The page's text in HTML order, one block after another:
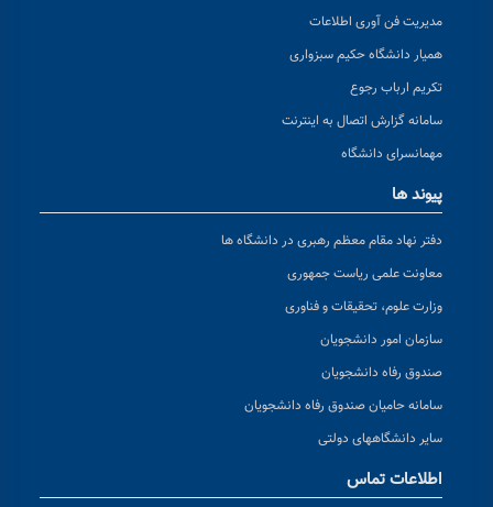
مدیریت فن آوری اطلاعات
همیار دانشگاه حکیم سبزواری
تکریم ارباب رجوع
سامانه گزارش اتصال به اینترنت
مهمانسرای دانشگاه
پیوند ها
دفتر نهاد مقام معظم رهبری در دانشگاه ها
معاونت علمی ریاست جمهوری
وزارت علوم، تحقیقات و فناوری
سازمان امور دانشجویان
صندوق رفاه دانشجویان
سامانه حامیان صندوق رفاه دانشجویان
سایر دانشگاههای دولتی
اطلاعات تماس